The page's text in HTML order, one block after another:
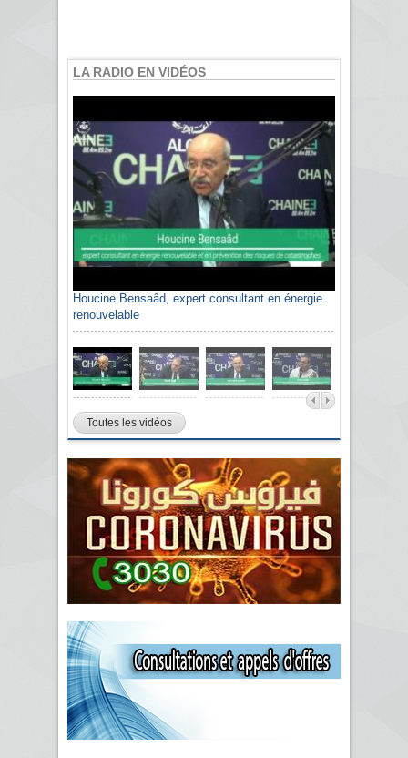
LA RADIO EN VIDÉOS
Houcine Bensaâd, expert consultant en énergie
renouvelable
Toutes les vidéos